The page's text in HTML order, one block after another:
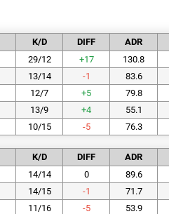
K/D DIFF ADR
29/12 +17 130.8
13/14 -1 83.6
12/7 +5 79.8
13/9 +4 55.1
10/15 -5 76.3
K/D DIFF ADR
14/14 0 89.6
14/15 -1 71.7
11/16 -5 53.9